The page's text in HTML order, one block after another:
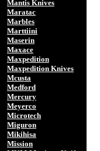
Mantis Knives
Maratac
Marbles
Marttiini
Maserin
Maxace
Maxpedition
Maxpedition Knives
Mcusta
Medford
Mercury
Meyerco
Microtech
Miguron
Mikihisa
Mission